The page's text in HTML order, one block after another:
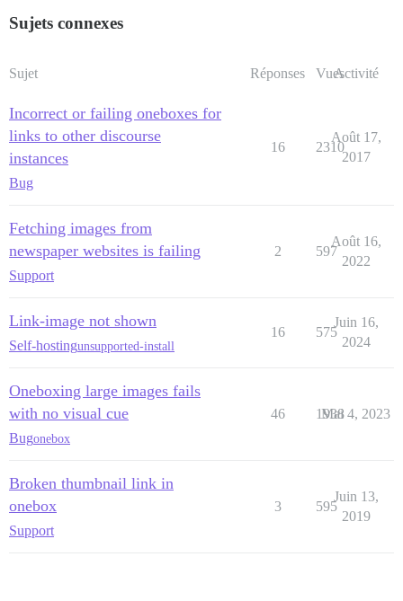
Sujets connexes
Sujet Réponses VuesActivité
Incorrect or failing oneboxes for
links to other discourse
instances
Bug
16 2310
Août 17,
2017
Fetching images from
newspaper websites is failing
Support
2 597
Août 16,
2022
Link-image not shown
Self-hostingunsupported-install
16 575
Juin 16,
2024
Oneboxing large images fails
with no visual cue
Bugonebox
46 1938
Mai 4, 2023
Broken thumbnail link in
onebox
Support
3 595
Juin 13,
2019